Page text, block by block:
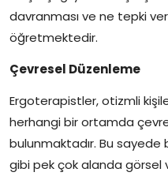
davranması ve ne tepki
öğretmektedir.
Çevresel Düzenleme
Ergoterapistler, otizmli
herhangi bir ortamda
bulunmaktadır. Bu sayede
gibi pek çok alanda görsel